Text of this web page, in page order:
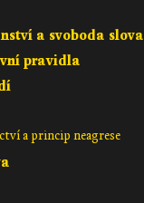
a svoboda slova
pravidla
a princip neagrese